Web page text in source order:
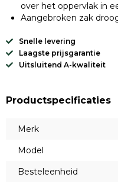
over het oppervlak in
Aangebroken zak
Snelle levering
Laagste prijsgarantie
Uitsluitend A-kwaliteit
Productspecificaties
Merk
Model
Besteleenheid